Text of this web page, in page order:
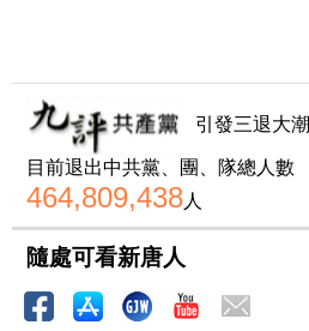
引發三退大潮
目前退出中共黨、團、隊總人數
464,809,438人
隨處可看新唐人